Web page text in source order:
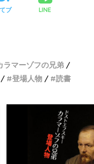
ブ LINE
ラマーゾフの兄弟
登場人物 読書